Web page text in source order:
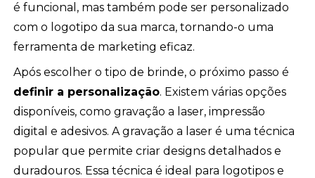
é funcional, mas também pode ser personalizado
com o logotipo da sua marca, tornando-o uma
ferramenta de marketing eficaz.
Após escolher o tipo de brinde, o próximo passo é
definir a personalização. Existem várias opções
disponíveis, como gravação a laser, impressão
digital e adesivos. A gravação a laser é uma técnica
popular que permite criar designs detalhados e
duradouros. Essa técnica é ideal para logotipos e